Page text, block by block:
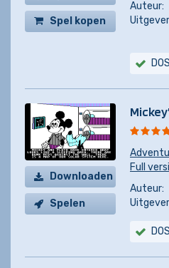
Spel kopen
Auteur:
Downloaden
Spelen
Full
Auteur: